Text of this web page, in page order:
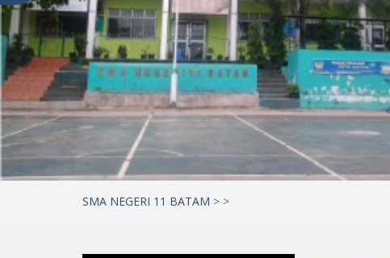
SMA NEGERI 11 BATAM > >